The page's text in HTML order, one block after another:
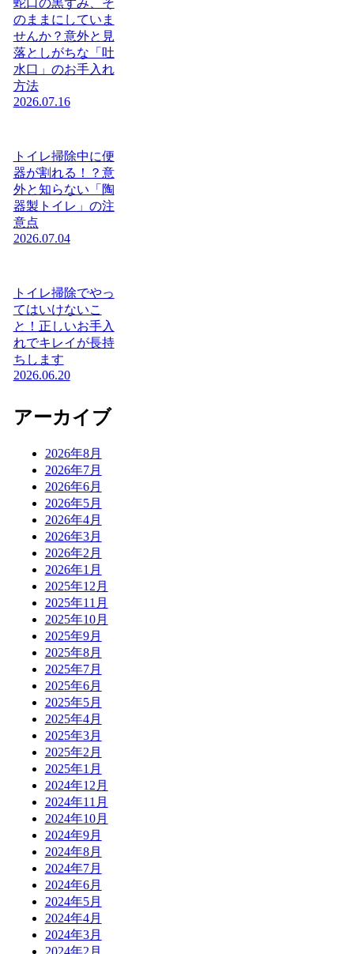
のままにしていま
せんか？意外と見
落としがちな「吐
水口」のお手入れ
方法
2026.07.16
トイレ掃除中に便
器が割れる！？意
外と知らない「陶
器製トイレ」の注
意点
2026.07.04
トイレ掃除でやっ
てはいけないこ
と！正しいお手入
れでキレイが長持
ちします
2026.06.20
アーカイブ
2026年8月
2026年7月
2026年6月
2026年5月
2026年4月
2026年3月
2026年2月
2026年1月
2025年12月
2025年11月
2025年10月
2025年9月
2025年8月
2025年7月
2025年6月
2025年5月
2025年4月
2025年3月
2025年2月
2025年1月
2024年12月
2024年11月
2024年10月
2024年9月
2024年8月
2024年7月
2024年6月
2024年5月
2024年4月
2024年3月